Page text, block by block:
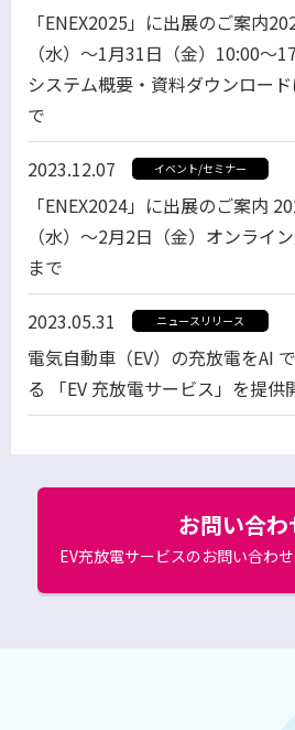
「ENEX2025」に出展のご案内
（水）～1月31日（金）10:00～
システム概要・資料ダウンロー
で
2023.12.07 イベント/セミナー
「ENEX2024」に出展のご案内
（水）～2月2日（金）オンライ
まで
2023.05.31 ニュースリリース
電気自動車（EV）の充放電をAI
る 「EV 充放電サービス」を提供
お問い合わ
EV充放電サービスのお問い合わ
ウ